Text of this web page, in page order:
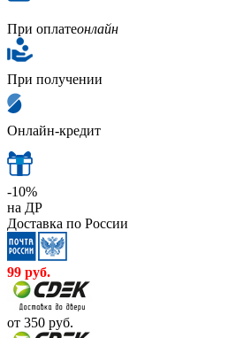
При оплатеонлайн
При получении
Онлайн-кредит
-10%
на ДР
Доставка по России
99 руб.
от 350 руб.